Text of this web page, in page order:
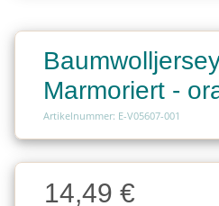
Marmoriert -
Artikelnummer: E-V05607-001
Charge
Charge14,49 €